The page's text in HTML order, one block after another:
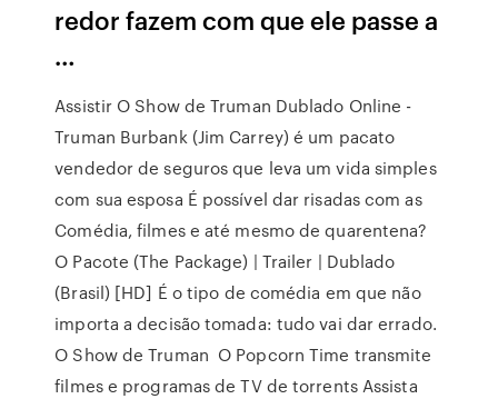
redor fazem com que ele passe a
…
Assistir O Show de Truman Dublado Online -
Truman Burbank (Jim Carrey) é um pacato
vendedor de seguros que leva um vida simples
com sua esposa É possível dar risadas com as
Comédia, filmes e até mesmo de quarentena?
O Pacote (The Package) | Trailer | Dublado
(Brasil) [HD] É o tipo de comédia em que não
importa a decisão tomada: tudo vai dar errado.
O Show de Truman O Popcorn Time transmite
filmes e programas de TV de torrents Assista